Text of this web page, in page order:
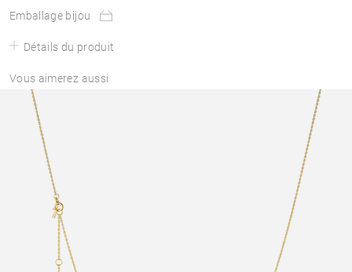
Emballage bijou
Détails du produit
Vous aimerez aussi